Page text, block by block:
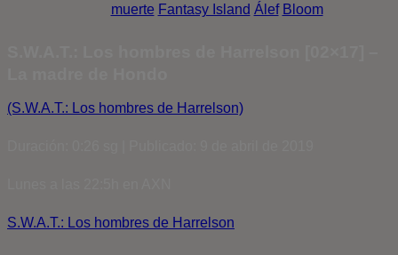
muerte Fantasy Island Álef Bloom
(S.W.A.T.: Los hombres de Harrelson)
S.W.A.T.: Los hombres de Harrelson